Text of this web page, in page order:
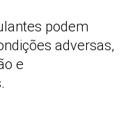
podem
adversas,
e